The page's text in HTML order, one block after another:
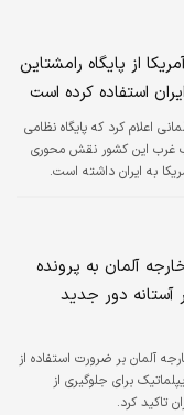
از پایگاه رامشتاین
استفاده کرده است
اعلام کرد که پایگاه نظامی
غرب این کشور نقش محوری
به ایران داشته است.
آلمان به پرونده
آستانه دور جدید
آلمان بر ضرورت استفاده از
برای جلوگیری از
تاکید کرد.